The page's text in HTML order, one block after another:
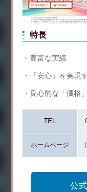
特長
豊富な実績
「安心」を実現
良心的な「価格」
TEL
ホームページ
公